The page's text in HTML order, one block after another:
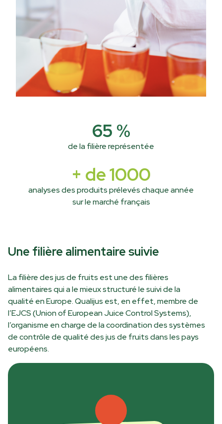
65 %
de la filière représentée
+ de1000
analyses des produits prélevés chaque année
sur le marché français
Une filière alimentaire suivie
La filière des jus de fruits est une des filières
alimentaires qui a le mieux structuré le suivi de la
qualité en Europe. Qualijus est, en effet, membre de
l’EJCS (Union of European Juice Control Systems),
l’organisme en charge de la coordination des systèmes
de contrôle de qualité des jus de fruits dans les pays
européens.